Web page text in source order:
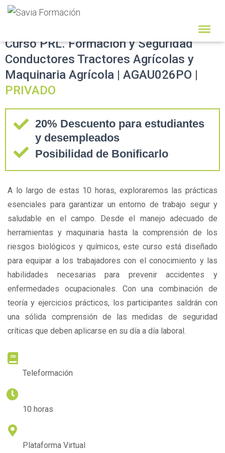
Curso PRL. Formación y Seguridad
Conductores Tractores Agrícolas y
Maquinaria Agrícola | AGAU026PO |
PRIVADO
20% Descuento para estudiantes
y desempleados
Posibilidad de Bonificarlo
A lo largo de estas 10 horas, exploraremos las prácticas
esenciales para garantizar un entorno de trabajo segur y
saludable en el campo. Desde el manejo adecuado de
herramientas y maquinaria hasta la comprensión de los
riesgos biológicos y químicos, este curso está diseñado
para equipar a los trabajadores con el conocimiento y las
habilidades necesarias para prevenir accidentes y
enfermedades ocupacionales. Con una combinación de
teoría y ejercicios prácticos, los participantes saldrán con
una sólida comprensión de las medidas de seguridad
críticas que deben aplicarse en su día a día laboral.
Teleformación
10 horas
Plataforma Virtual